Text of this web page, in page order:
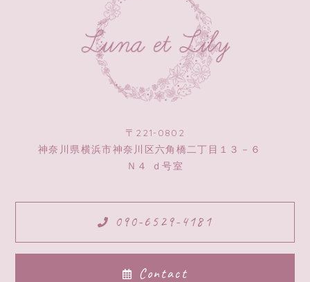
〒221-0802
神奈川県横浜市神奈川区六角橋二丁目１３－６
Ｎ４ ｄ号室
090-6529-4181
Contact